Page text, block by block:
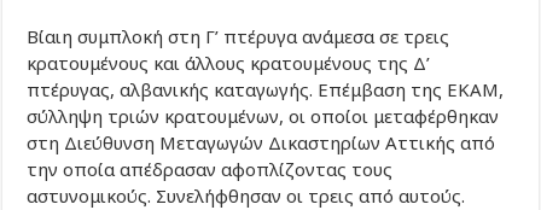
Βίαιη συμπλοκή στη Γ’ πτέρυγα ανάμεσα σε τρεις
κρατουμένους και άλλους κρατουμένους της Δ’
πτέρυγας, αλβανικής καταγωγής. Επέμβαση της ΕΚΑΜ,
σύλληψη τριών κρατουμένων, οι οποίοι μεταφέρθηκαν
στη Διεύθυνση Μεταγωγών Δικαστηρίων Αττικής από
την οποία απέδρασαν αφοπλίζοντας τους
αστυνομικούς. Συνελήφθησαν οι τρεις από αυτούς.